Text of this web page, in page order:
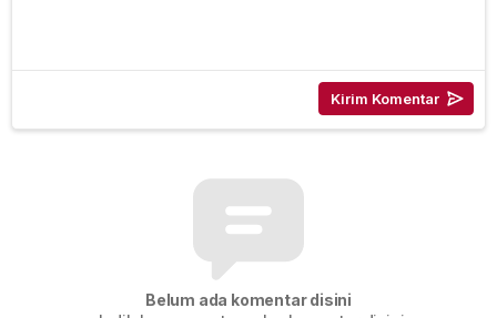
Belum ada komentar disini